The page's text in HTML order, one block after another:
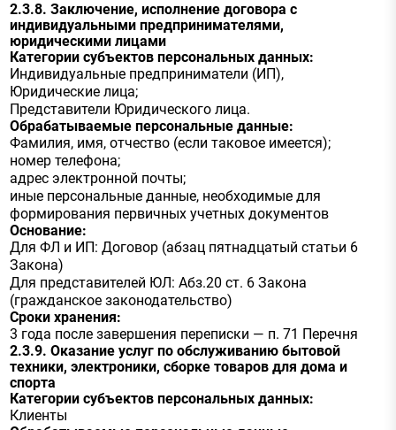
2.3.8. Заключение, исполнение договора с
индивидуальными предпринимателями,
юридическими лицами
Категории субъектов персональных данных:
Индивидуальные предприниматели (ИП),
Юридические лица;
Представители Юридического лица.
Обрабатываемые персональные данные:
Фамилия, имя, отчество (если таковое имеется);
номер телефона;
адрес электронной почты;
иные персональные данные, необходимые для
формирования первичных учетных документов
Основание:
Для ФЛ и ИП: Договор (абзац пятнадцатый статьи 6
Закона)
Для представителей ЮЛ: Абз.20 ст. 6 Закона
(гражданское законодательство)
Сроки хранения:
3 года после завершения переписки — п. 71 Перечня
2.3.9. Оказание услуг по обслуживанию бытовой
техники, электроники, сборке товаров для дома и
спорта
Категории субъектов персональных данных:
Клиенты